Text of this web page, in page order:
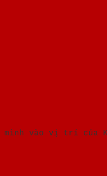
vào vị trí của